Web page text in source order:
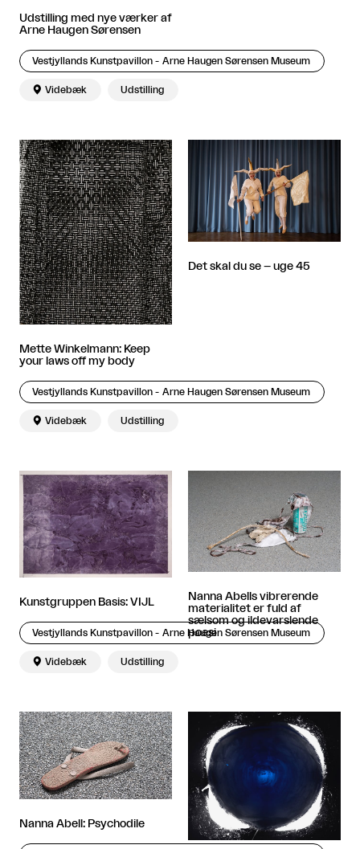
Udstilling med nye værker af
Arne Haugen Sørensen
Vestjyllands Kunstpavillon - Arne Haugen Sørensen Museum
 Videbæk Udstilling
Mette Winkelmann: Keep
your laws off my body
Vestjyllands Kunstpavillon - Arne Haugen Sørensen Museum
 Videbæk Udstilling
Det skal du se – uge 45
Kunstgruppen Basis: VIJL
Vestjyllands Kunstpavillon - Arne Haugen Sørensen Museum
 Videbæk Udstilling
Nanna Abells vibrerende
materialitet er fuld af
sælsom og ildevarslende
poesi
Nanna Abell: Psychodile